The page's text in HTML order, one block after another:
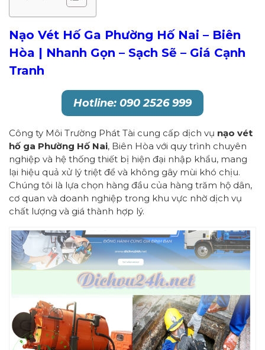
Nạo Vét Hố Ga Phường Hố Nai – Biên
Hòa | Nhanh Gọn – Sạch Sẽ – Giá Cạnh
Tranh
Hotline: 090 2526 999
Công ty Môi Trường Phát Tài cung cấp dịch vụ nạo vét
hố ga Phường Hố Nai, Biên Hòa với quy trình chuyên
nghiệp và hệ thống thiết bị hiện đại nhập khẩu, mang
lại hiệu quả xử lý triệt để và không gây mùi khó chịu.
Chúng tôi là lựa chọn hàng đầu của hàng trăm hộ dân,
cơ quan và doanh nghiệp trong khu vực nhờ dịch vụ
chất lượng và giá thành hợp lý.